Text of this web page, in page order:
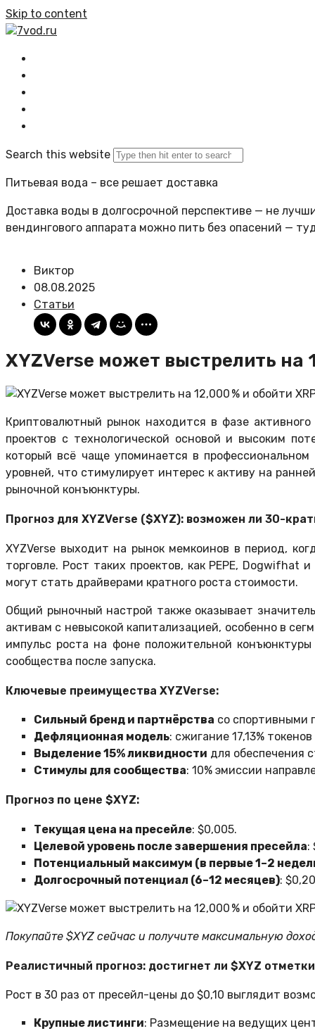
Skip to content
7vod.ru
Search this website
Питьевая вода – все решает доставка
Доставка воды в долгосрочной перспективе — не
вендингового аппарата можно пить без опасений —
Виктор
08.08.2025
Статьи
XYZVerse может выстрелить на
Криптовалютный рынок находится в фазе
проектов с технологической основой и высоким
который всё чаще упоминается в
уровней, что стимулирует интерес к активу на
рыночной конъюнктуры.
Прогноз для XYZVerse ($XYZ): возможен ли 30-
XYZVerse выходит на рынок мемкоинов в период,
торговле. Рост таких проектов, как PEPE,
могут стать драйверами кратного роста стоимости.
Общий рыночный настрой также оказывает
активам с невысокой капитализацией, особенно в
импульс роста на фоне положительной
сообщества после запуска.
Ключевые преимущества XYZVerse:
Сильный бренд и партнёрства со спортивными
Дефляционная модель: сжигание 17,13%
Выделение 15% ликвидности для обеспечения
Стимулы для сообщества: 10% эмиссии
Прогноз по цене $XYZ:
Текущая цена на пресейле: $0,005.
Целевой уровень после завершения пресейла:
Потенциальный максимум (в первые 1–2
Долгосрочный потенциал (6–12 месяцев):
Покупайте $XYZ сейчас и получите максимальную
Реалистичный прогноз: достигнет ли $XYZ
Рост в 30 раз от пресейл-цены до $0,10 выглядит
Крупные листинги: Размещение на ведущих